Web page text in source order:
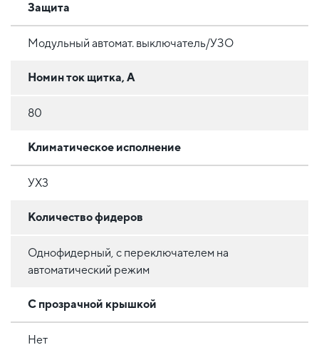
Защита
Модульный автомат. выключатель/УЗО
Номин ток щитка, А
80
Климатическое исполнение
УХ3
Количество фидеров
Однофидерный, с переключателем на
автоматический режим
С прозрачной крышкой
Нет